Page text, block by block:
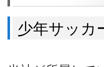
少年サッカ